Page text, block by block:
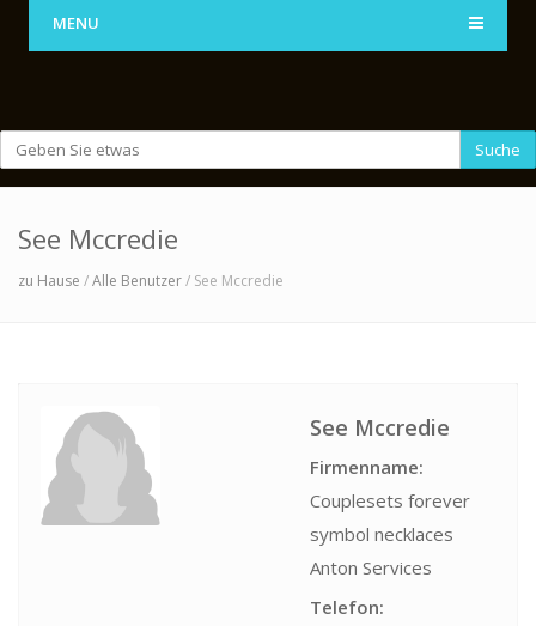
MENU
Suche
See Mccredie
zu Hause /Alle Benutzer/ See Mccredie
See Mccredie
Firmenname:
Couplesets forever
symbol necklaces
Anton Services
Telefon: